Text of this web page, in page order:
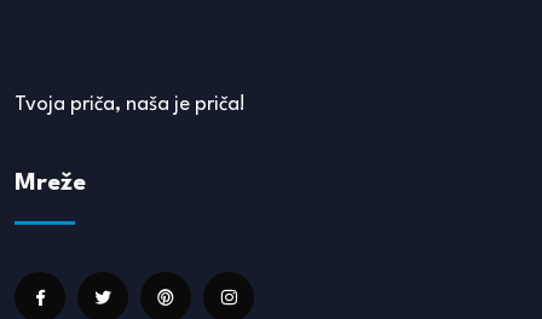
Tvoja priča, naša je priča!
Mreže